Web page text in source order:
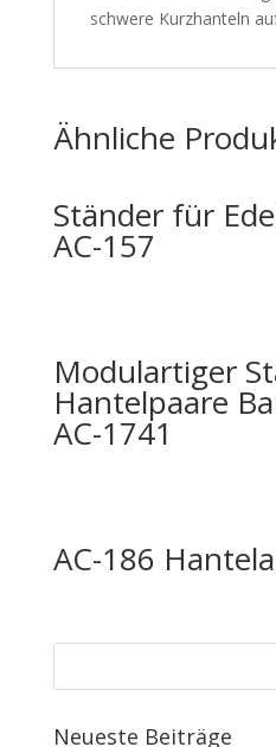
schwere Kurzhanteln
Ähnliche
Ständer für
AC-157
Modulartiger
Hantelpaare
AC-1741
AC-186
Neueste Beiträge